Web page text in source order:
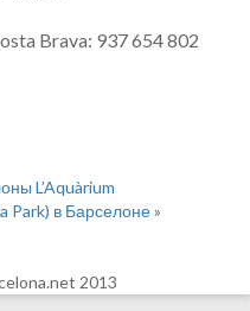
Brava: 937 654 802
L’Aquàrium
Park) в Барселоне»
2013